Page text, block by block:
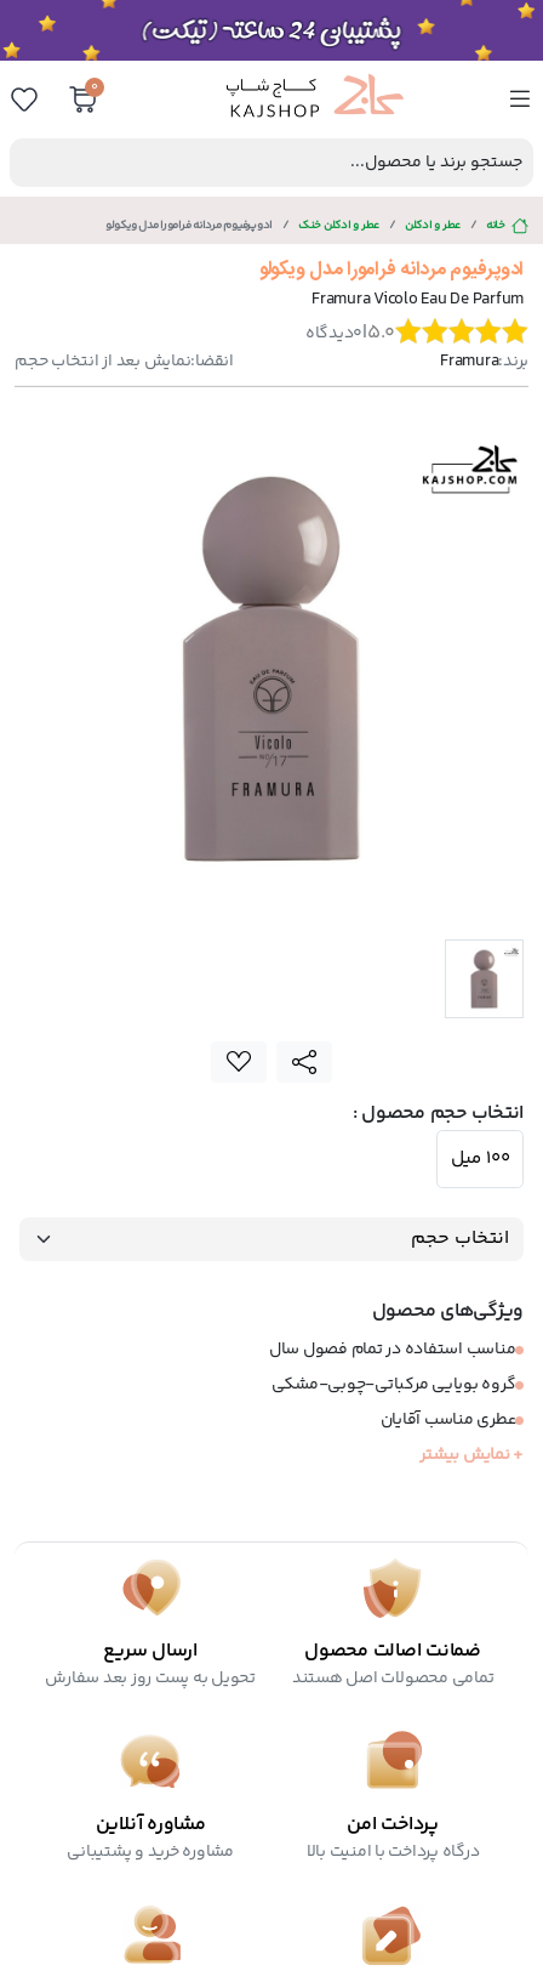
0
جستجو برند یا محصول...
خانه عطر و ادکلن عطر و ادکلن‌ خنک ادوپرفیوم مردانه فرامورا مدل ویکولو
ادوپرفیوم مردانه فرامورا مدل ویکولو
Framura Vicolo Eau De Parfum
5.0
|
0دیدگاه
برند:Framura انقضا:نمایش بعد از انتخاب حجم
انتخاب حجم محصول :
100 میل
ویژگی‌های محصول
مناسب استفاده در تمام فصول سال
گروه بویایی مرکباتی-چوبی-مشکی
عطری مناسب آقایان
نوع عطر: ادوپرفیوم
+ نمایش بیشتر
ضمانت اصالت محصول
تمامی محصولات اصل هستند
ارسال سریع
تحویل به پست روز بعد سفارش
پرداخت امن
درگاه پرداخت با امنیت بالا
مشاوره آنلاین
مشاوره خرید و پشتیبانی